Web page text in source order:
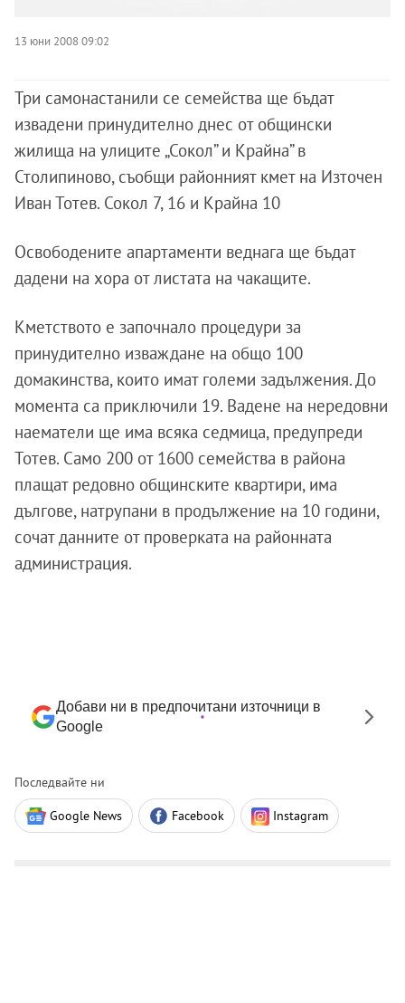
13 юни 2008 09:02
Три самонастанили се семейства ще бъдат
извадени принудително днес от общински
жилища на улиците „Сокол” и Крайна” в
Столипиново, съобщи районният кмет на Източен
Иван Тотев. Сокол 7, 16 и Крайна 10
Освободените апартаменти веднага ще бъдат
дадени на хора от листата на чакащите.
Кметството е започнало процедури за
принудително изваждане на общо 100
домакинства, които имат големи задължения. До
момента са приключили 19. Вадене на нередовни
наематели ще има всяка седмица, предупреди
Тотев. Само 200 от 1600 семейства в района
плащат редовно общинските квартири, има
дългове, натрупани в продължение на 10 години,
сочат данните от проверката на районната
администрация.
Добави ни в предпочитани източници в
Google
Последвайте ни
Google News Facebook Instagram